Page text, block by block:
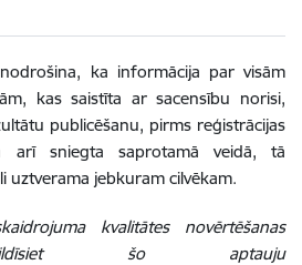
ka informācija par visām
kas saistīta ar sacensību norisi,
publicēšanu, pirms reģistrācijas
arī sniegta saprotamā veidā, tā
uztverama jebkuram cilvēkam.
kvalitātes novērtēšanas
šo aptauju